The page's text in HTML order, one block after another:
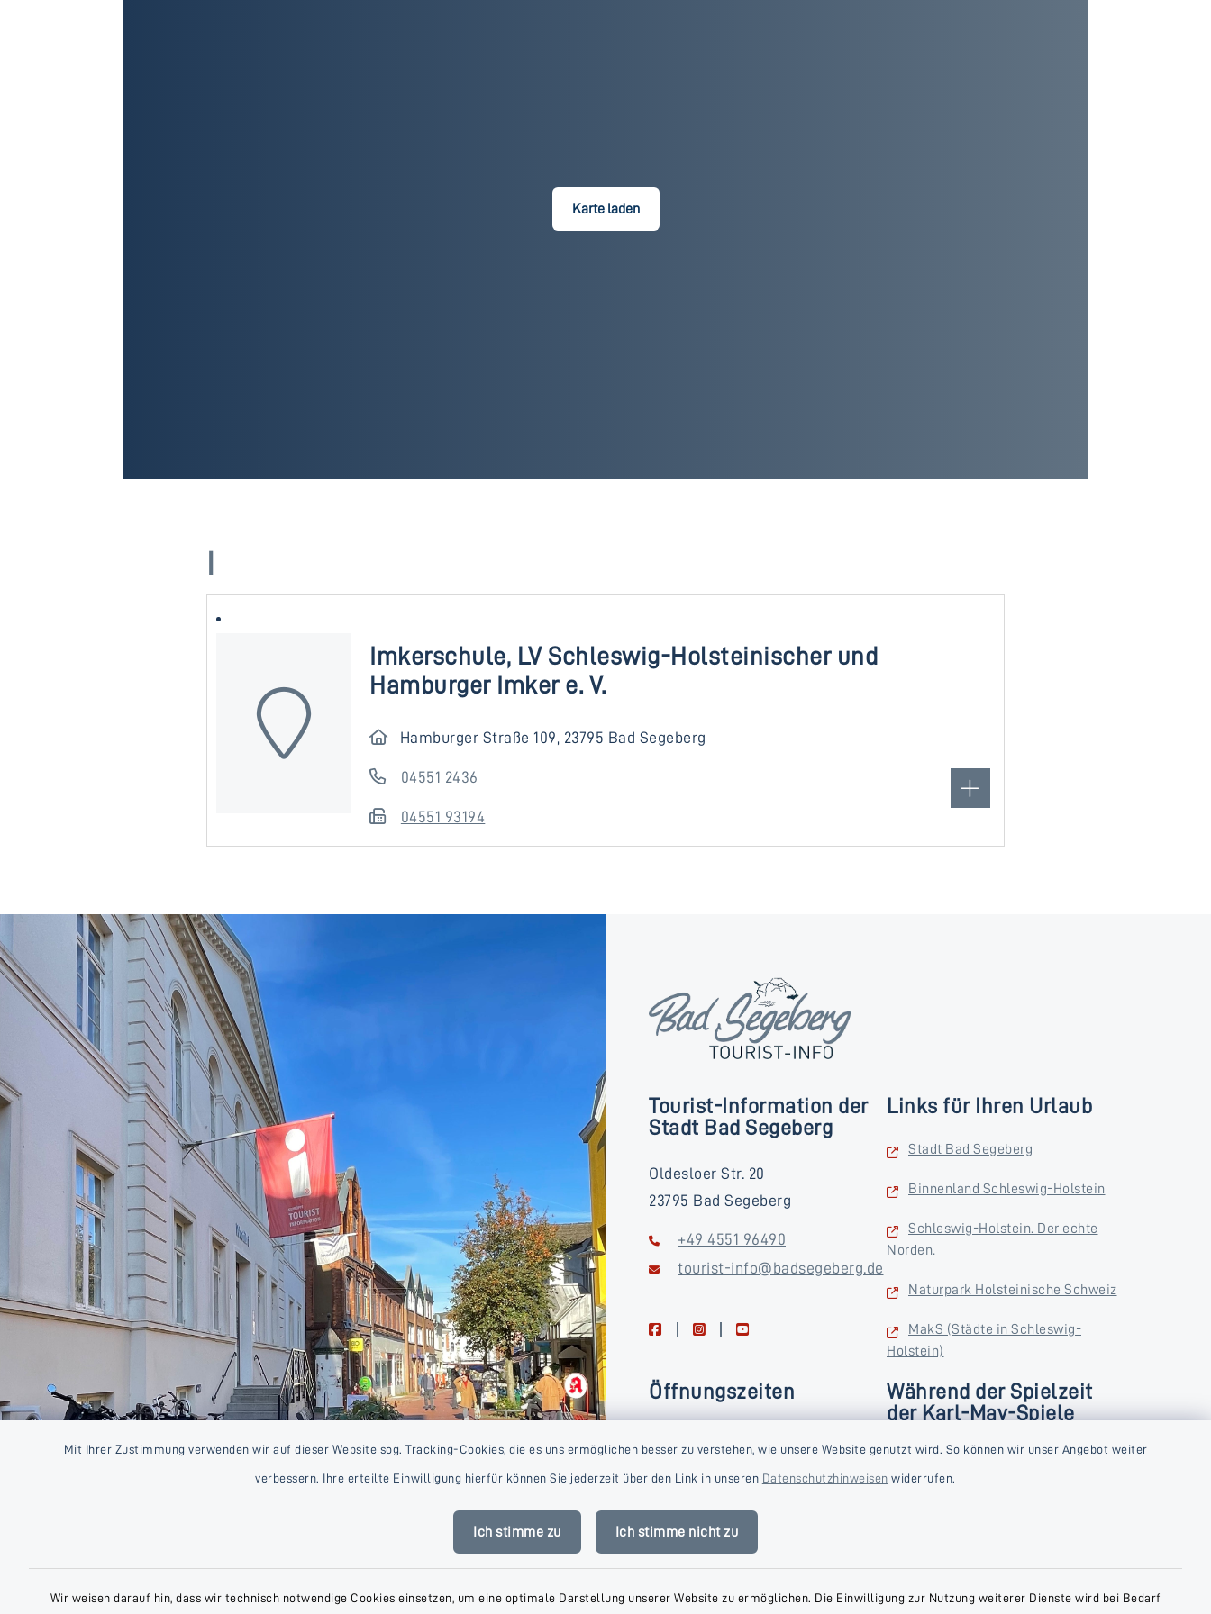
Mit Ihrer Zustimmung verwenden wir auf dieser Website sog. Tracking-Cookies, die es uns ermöglichen besser zu verstehen, wie unsere Website genutzt wird. So können wir unser Angebot weiter
verbessern. Ihre erteilte Einwilligung hierfür können Sie jederzeit über den Link in unseren Datenschutzhinweisen widerrufen.
Ich stimme zu Ich stimme nicht zu
Wir weisen darauf hin, dass wir technisch notwendige Cookies einsetzen, um eine optimale Darstellung unserer Website zu ermöglichen. Die Einwilligung zur Nutzung weiterer Dienste wird bei Bedarf
Karte laden
Imkerschule, LV Schleswig-Holsteinischer und
Hamburger Imker e. V.
Hamburger Straße 109, 23795 Bad Segeberg
04551 2436
04551 93194
Tourist-Information der
Stadt Bad Segeberg
Oldesloer Str. 20
23795 Bad Segeberg
+49 4551 96490
tourist-info@badsegeberg.de
facebookinstagramyoutube
Links für Ihren Urlaub
Stadt Bad Segeberg
Binnenland Schleswig-Holstein
Schleswig-Holstein. Der echte
Norden.
Naturpark Holsteinische Schweiz
MakS (Städte in Schleswig-
Holstein)
Öffnungszeiten
Freitag
09:00-16:00 Uhr
Mittwoch
09:00-14:00 Uhr
Während der Spielzeit
der Karl-May-Spiele
Donnerstag und Freitag